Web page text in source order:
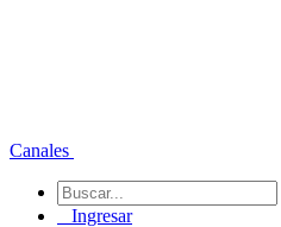
Canales
Ingresar